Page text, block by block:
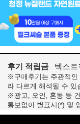
후기 적립금 텍스트
※구매후기는 주관적인
라 다르게 해석될 수 있
※광고, 오인, 혼동 등
통보없이 별표시(*) 및